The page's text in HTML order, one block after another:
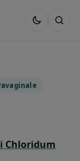
Chloridum